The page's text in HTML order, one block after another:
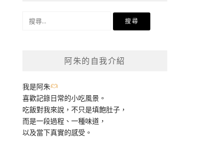
阿朱的自我介紹
我是阿朱
喜歡記錄日常的小吃風景。
吃飯對我來說，不只是填飽肚子，
而是一段過程、一種味道，
以及當下真實的感受。